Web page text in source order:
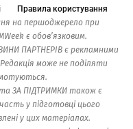
Правила користування
на першоджерело при
є обов’язковим.
ПАРТНЕРІВ є рекламними
може не поділяти
ЗА ПІДТРИМКИ також є
у підготовці цього
у цих матеріалах.